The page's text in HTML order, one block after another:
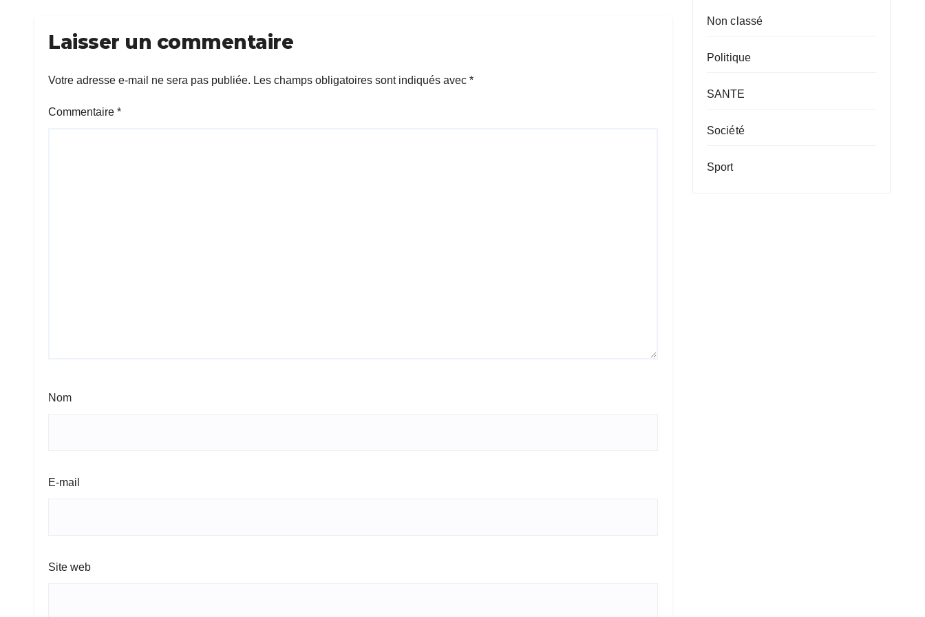
Laisser un commentaire
Votre adresse e-mail ne sera pas publiée. Les champs obligatoires sont indiqués avec *
Commentaire *
Nom
E-mail
Site web
Non classé
Politique
SANTE
Société
Sport